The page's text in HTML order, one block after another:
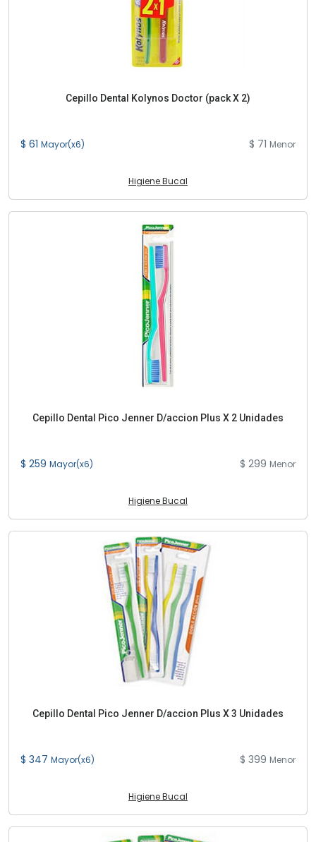
Cepillo Dental Kolynos Doctor (pack X 2)
$ 61 Mayor(x6) $ 71 Menor
Higiene Bucal
Cepillo Dental Pico Jenner D/accion Plus X 2 Unidades
$ 259 Mayor(x6) $ 299 Menor
Higiene Bucal
Cepillo Dental Pico Jenner D/accion Plus X 3 Unidades
$ 347 Mayor(x6) $ 399 Menor
Higiene Bucal